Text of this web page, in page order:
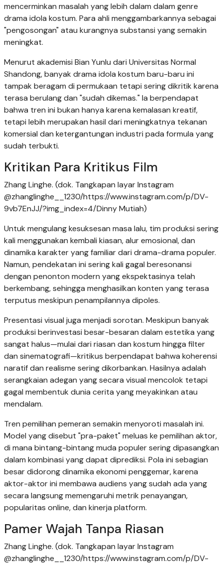
mencerminkan masalah yang lebih dalam dalam genre
drama idola kostum. Para ahli menggambarkannya sebagai
"pengosongan" atau kurangnya substansi yang semakin
meningkat.
Menurut akademisi Bian Yunlu dari Universitas Normal
Shandong, banyak drama idola kostum baru-baru ini
tampak beragam di permukaan tetapi sering dikritik karena
terasa berulang dan "sudah dikemas." Ia berpendapat
bahwa tren ini bukan hanya karena kemalasan kreatif,
tetapi lebih merupakan hasil dari meningkatnya tekanan
komersial dan ketergantungan industri pada formula yang
sudah terbukti.
Kritikan Para Kritikus Film
Zhang Linghe. (dok. Tangkapan layar Instagram
@zhanglinghe__1230/https://www.instagram.com/p/DV-
9vb7EnJJ/?img_index=4/Dinny Mutiah)
Untuk mengulang kesuksesan masa lalu, tim produksi sering
kali menggunakan kembali kiasan, alur emosional, dan
dinamika karakter yang familiar dari drama-drama populer.
Namun, pendekatan ini sering kali gagal beresonansi
dengan penonton modern yang ekspektasinya telah
berkembang, sehingga menghasilkan konten yang terasa
terputus meskipun penampilannya dipoles.
Presentasi visual juga menjadi sorotan. Meskipun banyak
produksi berinvestasi besar-besaran dalam estetika yang
sangat halus—mulai dari riasan dan kostum hingga filter
dan sinematografi—kritikus berpendapat bahwa koherensi
naratif dan realisme sering dikorbankan. Hasilnya adalah
serangkaian adegan yang secara visual mencolok tetapi
gagal membentuk dunia cerita yang meyakinkan atau
mendalam.
Tren pemilihan pemeran semakin menyoroti masalah ini.
Model yang disebut "pra-paket" meluas ke pemilihan aktor,
di mana bintang-bintang muda populer sering dipasangkan
dalam kombinasi yang dapat diprediksi. Pola ini sebagian
besar didorong dinamika ekonomi penggemar, karena
aktor-aktor ini membawa audiens yang sudah ada yang
secara langsung memengaruhi metrik penayangan,
popularitas online, dan kinerja platform.
Pamer Wajah Tanpa Riasan
Zhang Linghe. (dok. Tangkapan layar Instagram
@zhanglinghe__1230/https://www.instagram.com/p/DV-